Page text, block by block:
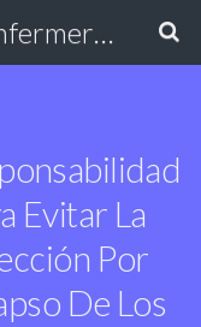
Excmo. Colegio de Enfermería de Cádiz
Evitar La
Por
De Los